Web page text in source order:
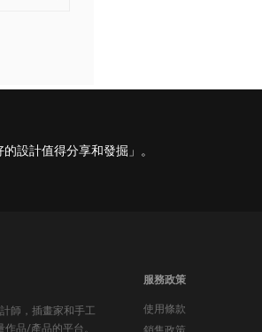
設計值得分享和發掘」。
師，插畫家和手工
品/產品的平台。
服務政策
使用條款